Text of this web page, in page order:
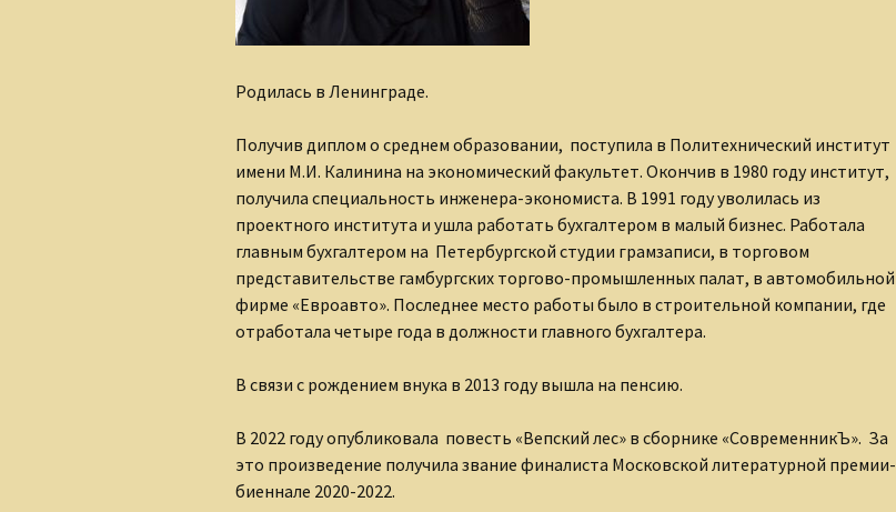
Вероника Родкевич
Елена Понкратова
Елена Рафеева
Клуб интернет-
Лидия Шишкина
Людмила Губанова-
Землякова
Ольга Грибанова
Николаюс Пузаковас
Родилась в Ленинграде.
Получив диплом о среднем образовании, поступила в Политехнический институт
имени М.И. Калинина на экономический факультет. Окончив в 1980 году институт,
получила специальность инженера-экономиста. В 1991 году уволилась из
проектного института и ушла работать бухгалтером в малый бизнес. Работала
главным бухгалтером на Петербургской студии грамзаписи, в торговом
представительстве гамбургских торгово-промышленных палат, в автомобильной
фирме «Евроавто». Последнее место работы было в строительной компании, где
отработала четыре года в должности главного бухгалтера.
В связи с рождением внука в 2013 году вышла на пенсию.
В 2022 году опубликовала повесть «Вепский лес» в сборнике «СовременникЪ». За
это произведение получила звание финалиста Московской литературной премии-
биеннале 2020-2022.